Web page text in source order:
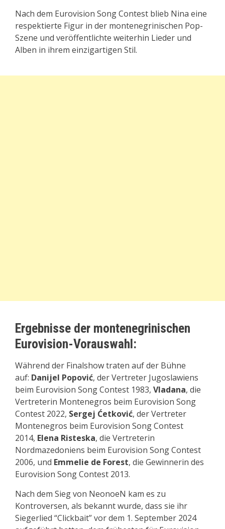
Nach dem Eurovision Song Contest blieb Nina eine
respektierte Figur in der montenegrinischen Pop-
Szene und veröffentlichte weiterhin Lieder und
Alben in ihrem einzigartigen Stil.
Ergebnisse der montenegrinischen
Eurovision-Vorauswahl:
Während der Finalshow traten auf der Bühne
auf: Danijel Popović, der Vertreter Jugoslawiens
beim Eurovision Song Contest 1983, Vladana, die
Vertreterin Montenegros beim Eurovision Song
Contest 2022, Sergej Ćetković, der Vertreter
Montenegros beim Eurovision Song Contest
2014, Elena Risteska, die Vertreterin
Nordmazedoniens beim Eurovision Song Contest
2006, und Emmelie de Forest, die Gewinnerin des
Eurovision Song Contest 2013.
Nach dem Sieg von NeonoeN kam es zu
Kontroversen, als bekannt wurde, dass sie ihr
Siegerlied “Clickbait” vor dem 1. September 2024